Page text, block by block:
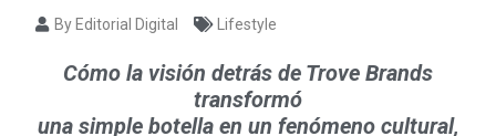
By Editorial Digital Lifestyle
Cómo la visión detrás de Trove Brands
transformó
una simple botella en un fenómeno cultural,